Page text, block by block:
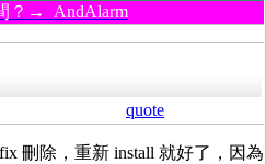
？→ AndAlarm
quote
刪除，重新 install 就好了，因為